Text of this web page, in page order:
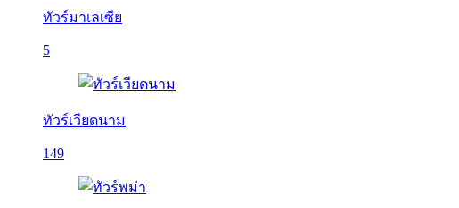
ทัวร์มาเลเซีย
5
ทัวร์เวียดนาม
149